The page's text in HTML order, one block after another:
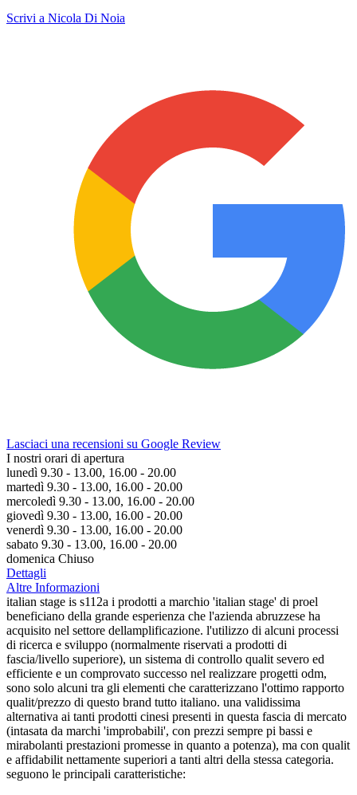
Scrivi a Nicola Di Noia
Lasciaci una recensioni su Google Review
I nostri orari di apertura
lunedì 9.30 - 13.00, 16.00 - 20.00
martedì 9.30 - 13.00, 16.00 - 20.00
mercoledì 9.30 - 13.00, 16.00 - 20.00
giovedì 9.30 - 13.00, 16.00 - 20.00
venerdì 9.30 - 13.00, 16.00 - 20.00
sabato 9.30 - 13.00, 16.00 - 20.00
domenica Chiuso
Dettagli
Altre Informazioni
italian stage is s112a i prodotti a marchio 'italian stage' di proel
beneficiano della grande esperienza che l'azienda abruzzese ha
acquisito nel settore dellamplificazione. l'utilizzo di alcuni processi
di ricerca e sviluppo (normalmente riservati a prodotti di
fascia/livello superiore), un sistema di controllo qualit severo ed
efficiente e un comprovato successo nel realizzare progetti odm,
sono solo alcuni tra gli elementi che caratterizzano l'ottimo rapporto
qualit/prezzo di questo brand tutto italiano. una validissima
alternativa ai tanti prodotti cinesi presenti in questa fascia di mercato
(intasata da marchi 'improbabili', con prezzi sempre pi bassi e
mirabolanti prestazioni promesse in quanto a potenza), ma con qualit
e affidabilit nettamente superiori a tanti altri della stessa categoria.
seguono le principali caratteristiche: